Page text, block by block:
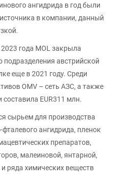
ангидрида в год были
в компании, данный
года MOL закрыла
подразделения австрийской
еще в 2021 году. Среди
OMV – сеть АЗС, а также
EUR311 млн.
сырьем для производства
ангидрида, пленок
препаратов,
малеиновой, янтарной,
ряда химических веществ